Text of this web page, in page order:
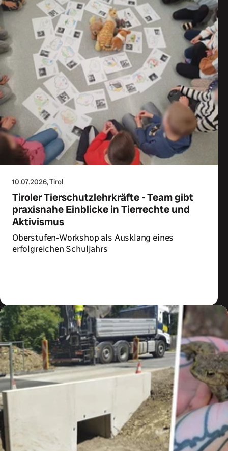
10.07.2026, Tirol
Tiroler Tierschutzlehrkräfte - Team gibt
praxisnahe Einblicke in Tierrechte und
Aktivismus
Oberstufen-Workshop als Ausklang eines
erfolgreichen Schuljahrs